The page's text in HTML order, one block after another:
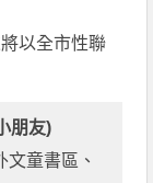
以全市性聯
朋友)
童書區、